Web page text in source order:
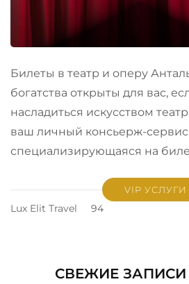
Билеты в театр и оперу
богатства открыты для вас,
насладиться искусством
ваш личный консьерж-
специализирующаяся на
VIP УСЛУГИ
Lux Elit Travel 94
СВЕЖИЕ ЗАПИСИ